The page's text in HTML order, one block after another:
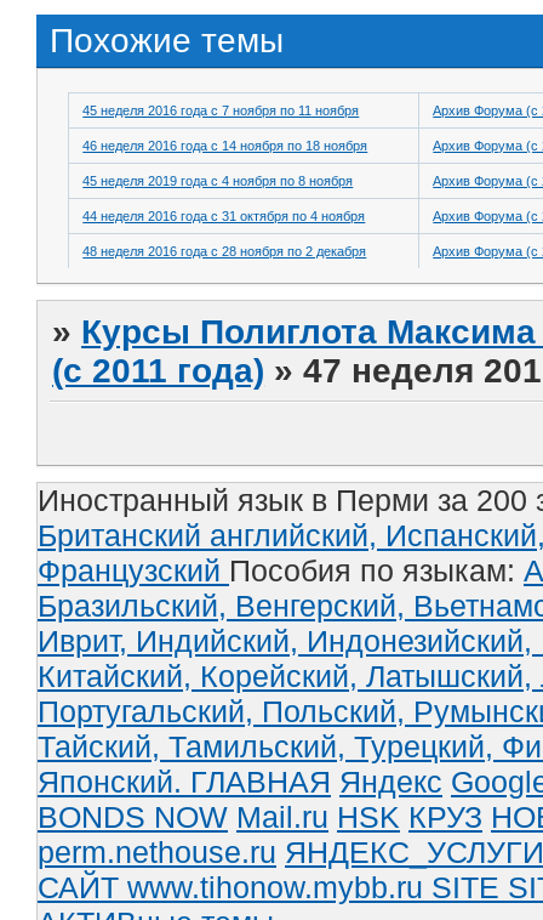
Похожие темы
45 неделя 2016 года с 7 ноября по 11 ноября Архив Форума (с
46 неделя 2016 года с 14 ноября по 18 ноября Архив Форума (с
45 неделя 2019 года с 4 ноября по 8 ноября Архив Форума (с
44 неделя 2016 года с 31 октября по 4 ноября Архив Форума (с
48 неделя 2016 года с 28 ноября по 2 декабря Архив Форума (с
» Курсы Полиглота
(с 2011 года) »47 неделя
Иностранный язык в Перми за 200
Британский английский,
Французский Пособия по языкам:
Бразильский, Венгерский,
Иврит, Индийский, Индонезийский,
Китайский, Корейский, Латышский,
Португальский, Польский,
Тайский, Тамильский, Турецкий,
Японский. ГЛАВНАЯ Яндекс
BONDS NOW Mail.ru HSK КРУЗ
perm.nethouse.ru ЯНДЕКС_УСЛУГИ
САЙТ www.tihonow.mybb.ru SITE